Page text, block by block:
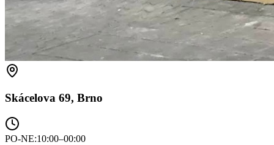
Skácelova 69, Brno
PO-NE:10:00–00:00